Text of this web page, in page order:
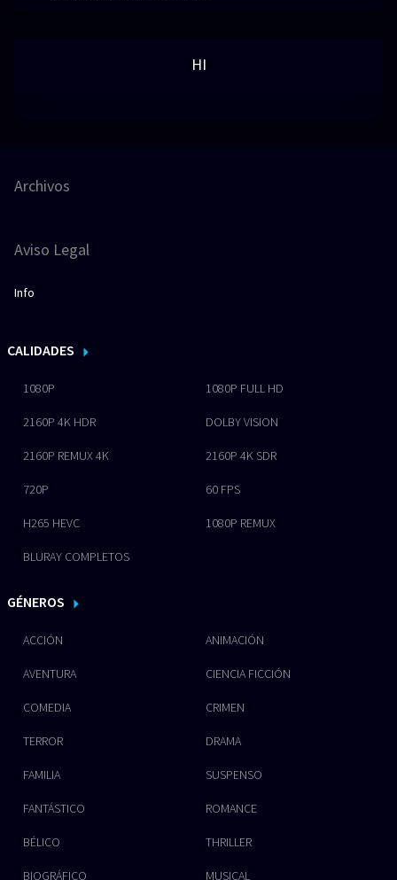
HI
Archivos
Aviso Legal
Info
CALIDADES
1080P 1080P FULL HD
2160P 4K HDR DOLBY VISION
2160P REMUX 4K 2160P 4K SDR
720P 60 FPS
H265 HEVC 1080P REMUX
BLURAY COMPLETOS
GÉNEROS
ACCIÓN ANIMACIÓN
AVENTURA CIENCIA FICCIÓN
COMEDIA CRIMEN
TERROR DRAMA
FAMILIA SUSPENSO
FANTÁSTICO ROMANCE
BÉLICO THRILLER
BIOGRÁFICO MUSICAL